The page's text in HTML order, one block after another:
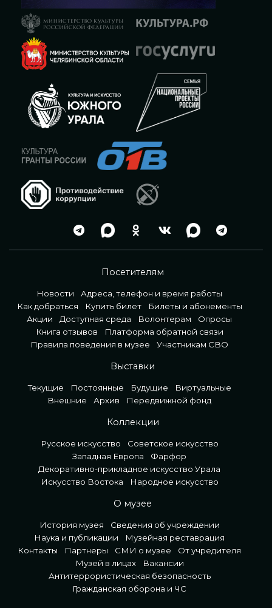
Посетителям
Новости
Адреса, телефон и время работы
Как добраться
Купить билет
Билеты и абонементы
Акции
Доступная среда Волонтерам
Опросы
Книга отзывов
Платформа обратной связи
Правила поведения в музее
Участникам СВО
Выставки
Текущие Постоянные Будущие
Виртуальные
Внешние
Архив Передвижной фонд
Коллекции
Русское искусство
Советское искусство
Западная Европа
Фарфор
Декоративно-прикладное искусство Урала
Искусство Востока
Народное искусство
О музее
История музея
Сведения об учреждении
Наука и публикации
Музейная реставрация
Контакты
Партнеры СМИ о музее
От учредителя
Музей в лицах
Вакансии
Антитеррористическая безопасность
Гражданская оборона и ЧС